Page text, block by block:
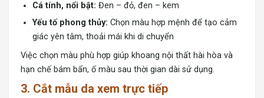
Cá tính, nổi bật: Đen – đỏ, đen – kem
Yếu tố phong thủy: Chọn màu hợp mệnh để tạo cảm
giác yên tâm, thoải mái khi di chuyển
Việc chọn màu phù hợp giúp khoang nội thất hài hòa và
hạn chế bám bẩn, ố màu sau thời gian dài sử dụng.
3. Cắt mẫu da xem trực tiếp